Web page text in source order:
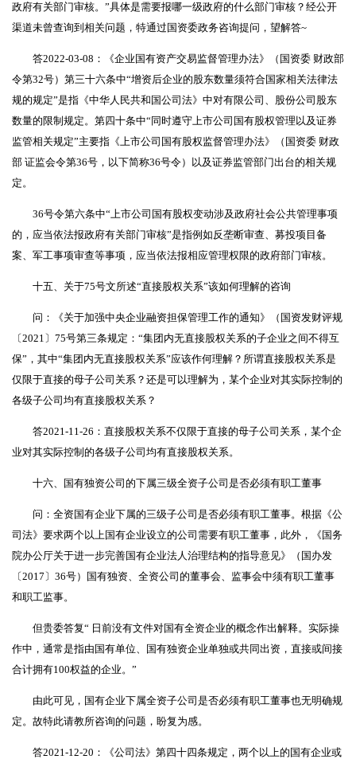
政府有关部门审核。”具体是需要报哪一级政府的什么部门审核？经公开
渠道未曾查询到相关问题，特通过国资委政务咨询提问，望解答~
答2022-03-08：《企业国有资产交易监督管理办法》（国资委 财政部
令第32号）第三十六条中“增资后企业的股东数量须符合国家相关法律法
规的规定”是指《中华人民共和国公司法》中对有限公司、股份公司股东
数量的限制规定。第四十条中“同时遵守上市公司国有股权管理以及证券
监管相关规定”主要指《上市公司国有股权监督管理办法》（国资委 财政
部 证监会令第36号，以下简称36号令）以及证券监管部门出台的相关规
定。
36号令第六条中“上市公司国有股权变动涉及政府社会公共管理事项
的，应当依法报政府有关部门审核”是指例如反垄断审查、募投项目备
案、军工事项审查等事项，应当依法报相应管理权限的政府部门审核。
十五、关于75号文所述“直接股权关系”该如何理解的咨询
问：《关于加强中央企业融资担保管理工作的通知》（国资发财评规
〔2021〕75号第三条规定：“集团内无直接股权关系的子企业之间不得互
保”，其中“集团内无直接股权关系”应该作何理解？所谓直接股权关系是
仅限于直接的母子公司关系？还是可以理解为，某个企业对其实际控制的
各级子公司均有直接股权关系？
答2021-11-26：直接股权关系不仅限于直接的母子公司关系，某个企
业对其实际控制的各级子公司均有直接股权关系。
十六、国有独资公司的下属三级全资子公司是否必须有职工董事
问：全资国有企业下属的三级子公司是否必须有职工董事。根据《公
司法》要求两个以上国有企业设立的公司需要有职工董事，此外，《国务
院办公厅关于进一步完善国有企业法人治理结构的指导意见》（国办发
〔2017〕36号）国有独资、全资公司的董事会、监事会中须有职工董事
和职工监事。
但贵委答复“ 日前没有文件对国有全资企业的概念作出解释。实际操
作中，通常是指由国有单位、国有独资企业单独或共同出资，直接或间接
合计拥有100权益的企业。”
由此可见，国有企业下属全资子公司是否必须有职工董事也无明确规
定。故特此请教所咨询的问题，盼复为感。
答2021-12-20：《公司法》第四十四条规定，两个以上的国有企业或